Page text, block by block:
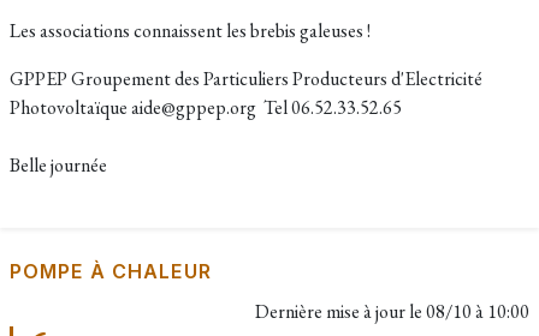
Les associations connaissent les brebis galeuses !
GPPEP Groupement des Particuliers Producteurs d'Electricité
Photovoltaïque aide@gppep.org Tel 06.52.33.52.65
Belle journée
POMPE À CHALEUR
Dernière mise à jour le08/10 à 10:00